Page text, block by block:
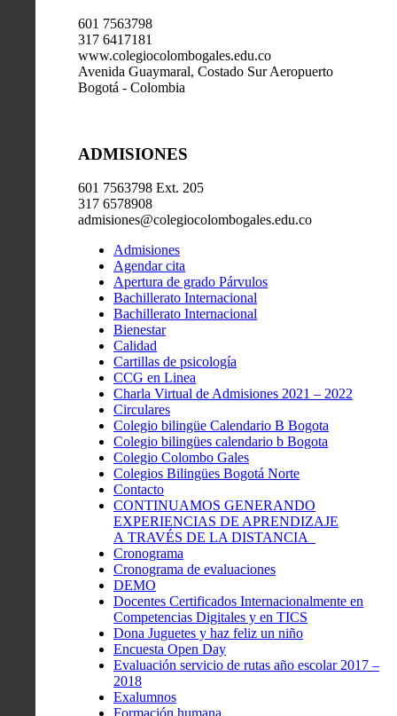
601 7563798
317 6417181
www.colegiocolombogales.edu.co
Avenida Guaymaral, Costado Sur Aeropuerto
Bogotá - Colombia
ADMISIONES
601 7563798 Ext. 205
317 6578908
admisiones@colegiocolombogales.edu.co
Admisiones
Agendar cita
Apertura de grado Párvulos
Bachillerato Internacional
Bachillerato Internacional
Bienestar
Calidad
Cartillas de psicología
CCG en Linea
Charla Virtual de Admisiones 2021 – 2022
Circulares
Colegio bilingüe Calendario B Bogota
Colegio bilingües calendario b Bogota
Colegio Colombo Gales
Colegios Bilingües Bogotá Norte
Contacto
CONTINUAMOS GENERANDO
EXPERIENCIAS DE APRENDIZAJE
A TRAVÉS DE LA DISTANCIA
Cronograma
Cronograma de evaluaciones
DEMO
Docentes Certificados Internacionalmente en
Competencias Digitales y en TICS
Dona Juguetes y haz feliz un niño
Encuesta Open Day
Evaluación servicio de rutas año escolar 2017 –
2018
Exalumnos